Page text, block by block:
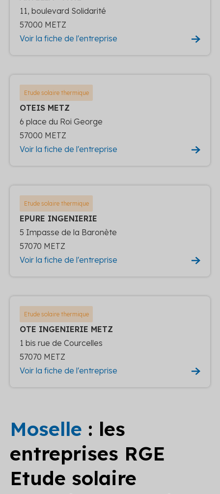
11, boulevard Solidarité
57000 METZ
Voir la fiche de l'entreprise
Etude solaire thermique
OTEIS METZ
6 place du Roi George
57000 METZ
Voir la fiche de l'entreprise
Etude solaire thermique
EPURE INGENIERIE
5 Impasse de la Baronète
57070 METZ
Voir la fiche de l'entreprise
Etude solaire thermique
OTE INGENIERIE METZ
1 bis rue de Courcelles
57070 METZ
Voir la fiche de l'entreprise
Moselle : les
entreprises RGE
Etude solaire